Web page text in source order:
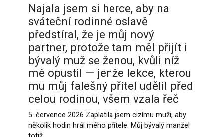
Najala jsem si herce, aby na
sváteční rodinné oslavě
předstíral, že je můj nový
partner, protože tam měl přijít i
bývalý muž se ženou, kvůli níž
mě opustil — jenže lekce, kterou
mu můj falešný přítel udělil před
celou rodinou, všem vzala řeč
5. července 2026 Zaplatila jsem cizímu muži, aby
několik hodin hrál mého přítele. Můj bývalý manžel